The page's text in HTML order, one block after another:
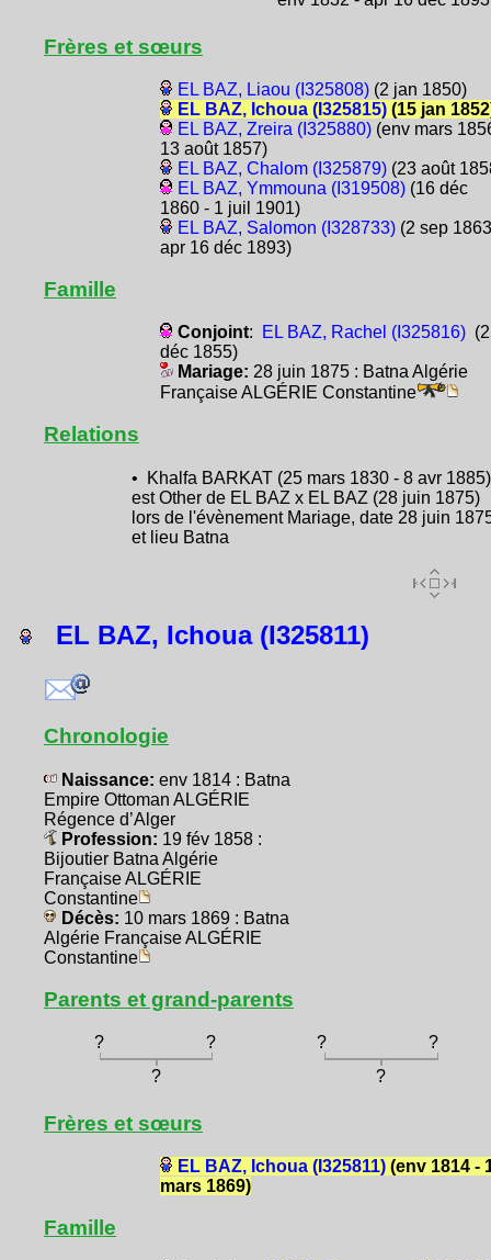
Frères et sœurs
EL BAZ, Liaou (I325808)(2 jan 1850)
EL BAZ, Ichoua (I325815)(15 jan
EL BAZ, Zreira (I325880)(env mars
13 août 1857)
EL BAZ, Chalom (I325879)(23 août
EL BAZ, Ymmouna (I319508)(16 déc
1860 - 1 juil 1901)
EL BAZ, Salomon (I328733)(2 sep
apr 16 déc 1893)
Famille
Conjoint: EL BAZ, Rachel (I325816)
déc 1855)
Mariage: 28 juin 1875 : Batna Algérie
Française ALGÉRIE Constantine
Relations
• Khalfa BARKAT (25 mars 1830 - 8 avr 1885)
est Other de EL BAZ x EL BAZ (28 juin 1875)
lors de l'évènement Mariage, date 28 juin
et lieu Batna
EL BAZ, Ichoua (I325811)
Chronologie
Naissance: env 1814 : Batna
Empire Ottoman ALGÉRIE
Régence d’Alger
Profession: 19 fév 1858 :
Bijoutier Batna Algérie
Française ALGÉRIE
Constantine
Décès: 10 mars 1869 : Batna
Algérie Française ALGÉRIE
Constantine
Parents et grand-parents
? ? ?
?
?
?
Frères et sœurs
EL BAZ, Ichoua (I325811)(env 1814 -
mars 1869)
Famille